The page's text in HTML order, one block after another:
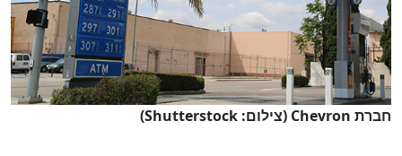
חברת Chevron (צילום: Shutterstock)